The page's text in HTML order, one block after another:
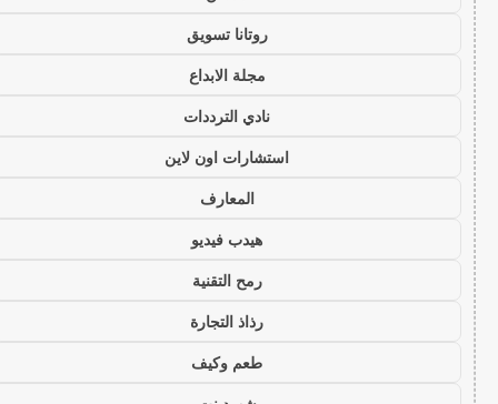
روتانا تسويق
مجلة الابداع
نادي الترددات
استشارات اون لاين
المعارف
هيدب فيديو
رمح التقنية
رذاذ التجارة
طعم وكيف